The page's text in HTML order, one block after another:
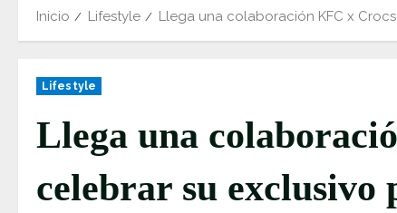
Inicio Lifestyle Llega una colaboración KFC x
Lifestyle
Llega una
celebrar su